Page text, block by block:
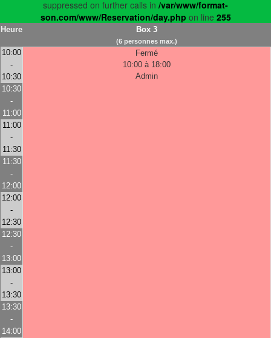
suppressed on further calls in /var/www/format-
son.com/www/Reservation/day.php on line 255
Heure Box 3
(6 personnes max.)
10:00
-
10:30
Fermé
10:00 à 18:00
Admin
10:30
-
11:00
11:00
-
11:30
11:30
-
12:00
12:00
-
12:30
12:30
-
13:00
13:00
-
13:30
13:30
-
14:00